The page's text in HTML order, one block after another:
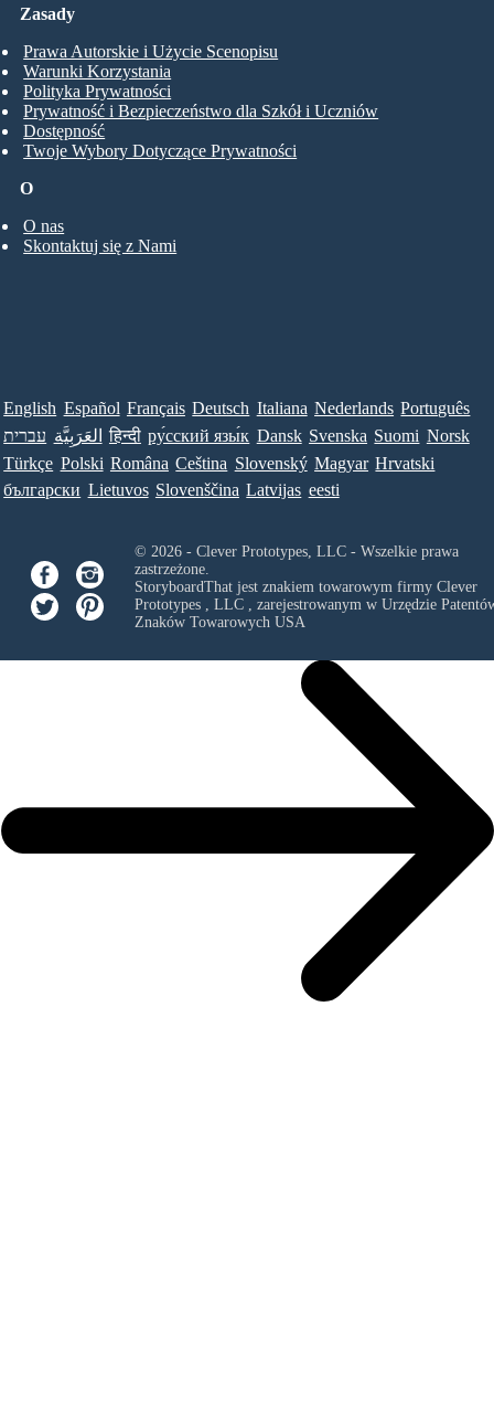
O
O nas
Skontaktuj się z Nami
Zasady
Prawa Autorskie i Użycie Scenopisu
Warunki Korzystania
Polityka Prywatności
Prywatność i Bezpieczeństwo dla Szkół i Uczniów
Dostępność
Twoje Wybory Dotyczące Prywatności
English Español Français Deutsch Italiana Nederlands Português
עברית العَرَبِيَّة हिन्दी ру́сский язы́к Dansk Svenska Suomi Norsk
Türkçe Polski Româna Ceština Slovenský Magyar Hrvatski
български Lietuvos Slovenščina Latvijas eesti
© 2026 - Clever Prototypes, LLC - Wszelkie prawa
zastrzeżone.
StoryboardThat jest znakiem towarowym firmy Clever
Prototypes , LLC, zarejestrowanym w Urzędzie
Znaków Towarowych USA